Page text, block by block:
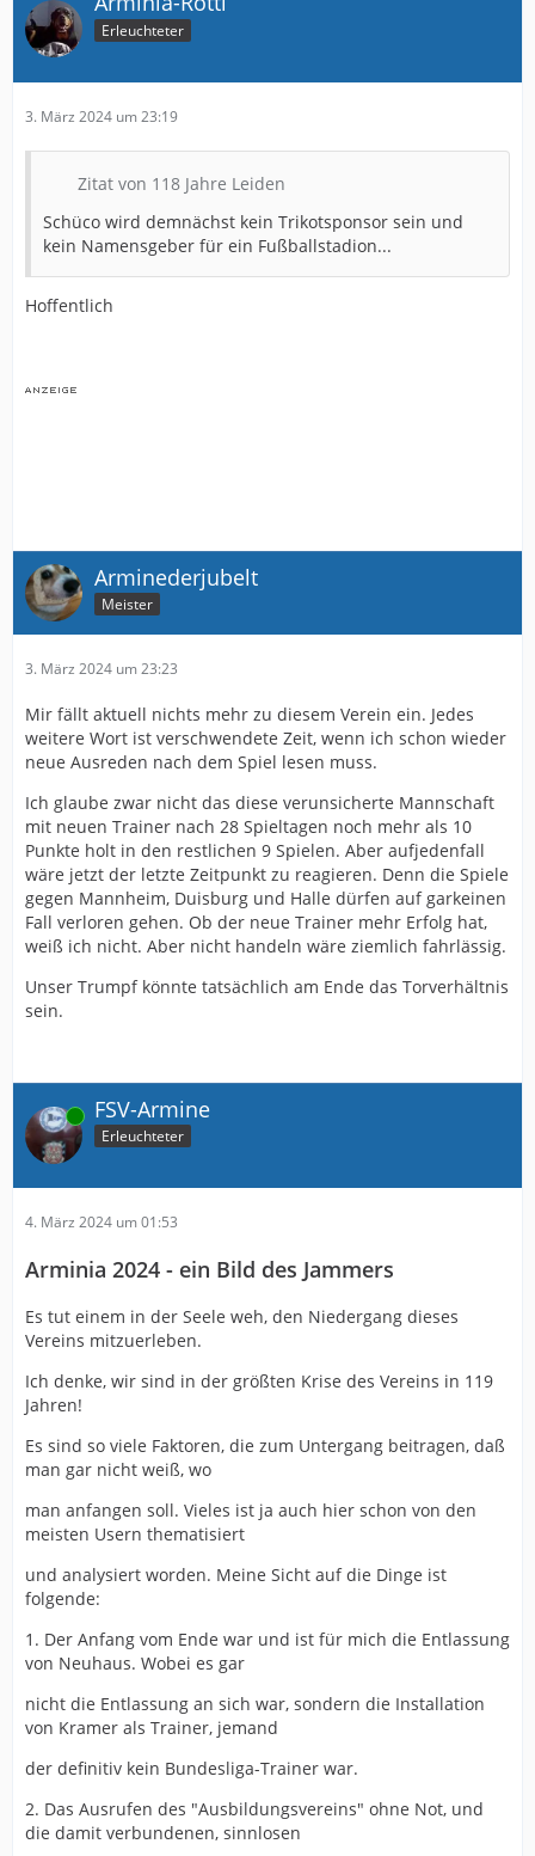
Erleuchteter
3. März 2024 um 23:19
Zitat von 118 Jahre Leiden
Schüco wird demnächst kein Trikotsponsor sein und
kein Namensgeber für ein Fußballstadion...
Hoffentlich
Arminederjubelt
Meister
3. März 2024 um 23:23
Mir fällt aktuell nichts mehr zu diesem Verein ein. Jedes
weitere Wort ist verschwendete Zeit, wenn ich schon wieder
neue Ausreden nach dem Spiel lesen muss.
Ich glaube zwar nicht das diese verunsicherte Mannschaft
mit neuen Trainer nach 28 Spieltagen noch mehr als 10
Punkte holt in den restlichen 9 Spielen. Aber aufjedenfall
wäre jetzt der letzte Zeitpunkt zu reagieren. Denn die Spiele
gegen Mannheim, Duisburg und Halle dürfen auf garkeinen
Fall verloren gehen. Ob der neue Trainer mehr Erfolg hat,
weiß ich nicht. Aber nicht handeln wäre ziemlich fahrlässig.
Unser Trumpf könnte tatsächlich am Ende das Torverhältnis
sein.
Online FSV-Armine
Erleuchteter
4. März 2024 um 01:53
Arminia 2024 - ein Bild des Jammers
Es tut einem in der Seele weh, den Niedergang dieses
Vereins mitzuerleben.
Ich denke, wir sind in der größten Krise des Vereins in 119
Jahren!
Es sind so viele Faktoren, die zum Untergang beitragen, daß
man gar nicht weiß, wo
man anfangen soll. Vieles ist ja auch hier schon von den
meisten Usern thematisiert
und analysiert worden. Meine Sicht auf die Dinge ist
folgende:
1. Der Anfang vom Ende war und ist für mich die Entlassung
von Neuhaus. Wobei es gar
nicht die Entlassung an sich war, sondern die Installation
von Kramer als Trainer, jemand
der definitiv kein Bundesliga-Trainer war.
2. Das Ausrufen des "Ausbildungsvereins" ohne Not, und
die damit verbundenen, sinnlosen